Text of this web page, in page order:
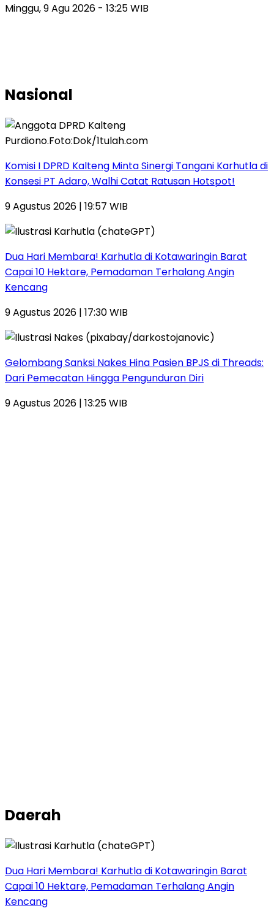
Minggu, 9 Agu 2026 - 13:25 WIB
Nasional
Komisi I DPRD Kalteng Minta Sinergi Tangani Karhutla di
Konsesi PT Adaro, Walhi Catat Ratusan Hotspot!
9 Agustus 2026 | 19:57 WIB
Dua Hari Membara! Karhutla di Kotawaringin Barat
Capai 10 Hektare, Pemadaman Terhalang Angin
Kencang
9 Agustus 2026 | 17:30 WIB
Gelombang Sanksi Nakes Hina Pasien BPJS di Threads:
Dari Pemecatan Hingga Pengunduran Diri
9 Agustus 2026 | 13:25 WIB
Daerah
Dua Hari Membara! Karhutla di Kotawaringin Barat
Capai 10 Hektare, Pemadaman Terhalang Angin
Kencang